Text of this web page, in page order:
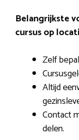
Belangrijkste
cursus op
Zelf
Altijd
Contact
delen.